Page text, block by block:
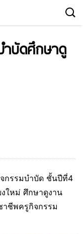
บัดศึกษาดู
กรรมบำบัด ชั้นปีที่4
ใหม่ ศึกษาดูงาน
าชีพครูกิจกรรม